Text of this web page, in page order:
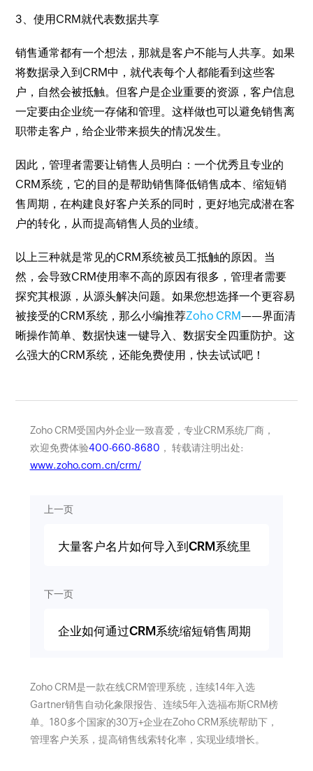
3、使用CRM就代表数据共享
销售通常都有一个想法，那就是客户不能与人共享。如果
将数据录入到CRM中，就代表每个人都能看到这些客
户，自然会被抵触。但客户是企业重要的资源，客户信息
一定要由企业统一存储和管理。这样做也可以避免销售离
职带走客户，给企业带来损失的情况发生。
因此，管理者需要让销售人员明白：一个优秀且专业的
CRM系统，它的目的是帮助销售降低销售成本、缩短销
售周期，在构建良好客户关系的同时，更好地完成潜在客
户的转化，从而提高销售人员的业绩。
以上三种就是常见的CRM系统被员工抵触的原因。当
然，会导致CRM使用率不高的原因有很多，管理者需要
探究其根源，从源头解决问题。如果您想选择一个更容易
被接受的CRM系统，那么小编推荐Zoho CRM——界面清
晰操作简单、数据快速一键导入、数据安全四重防护。这
么强大的CRM系统，还能免费使用，快去试试吧！
Zoho CRM受国内外企业一致喜爱，专业CRM系统厂商，
欢迎免费体验400-660-8680 ， 转载请注明出处:
www.zoho.com.cn/crm/
上一页
大量客户名片如何导入到CRM系统里
下一页
企业如何通过CRM系统缩短销售周期
Zoho CRM是一款在线CRM管理系统，连续14年入选
Gartner销售自动化象限报告、连续5年入选福布斯CRM榜
单。180多个国家的30万+企业在Zoho CRM系统帮助下，
管理客户关系，提高销售线索转化率，实现业绩增长。